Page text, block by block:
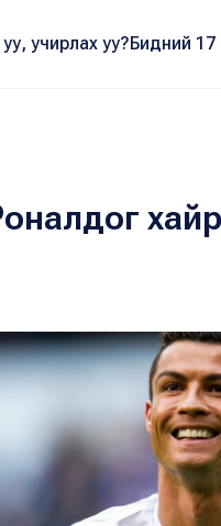
учирлах уу?Бидний 17